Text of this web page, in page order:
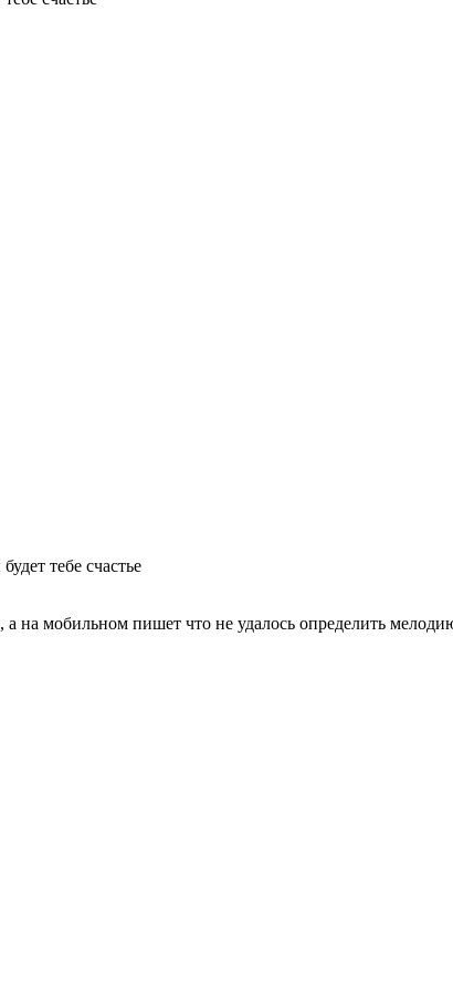
тебе счастье
а на мобильном пишет что не удалось определить